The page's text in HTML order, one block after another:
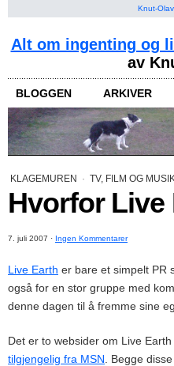
Knut-Olav
Alt om ingenting og
av
BLOGGEN ARKIVER
KLAGEMUREN · TV, FILM OG
Hvorfor Live
7. juli 2007 · Ingen Kommentarer
Live Earth er bare et simpelt PR
også for en stor gruppe med
denne dagen til å fremme sine
Det er to websider om Live
tilgjengelig fra MSN . Begge